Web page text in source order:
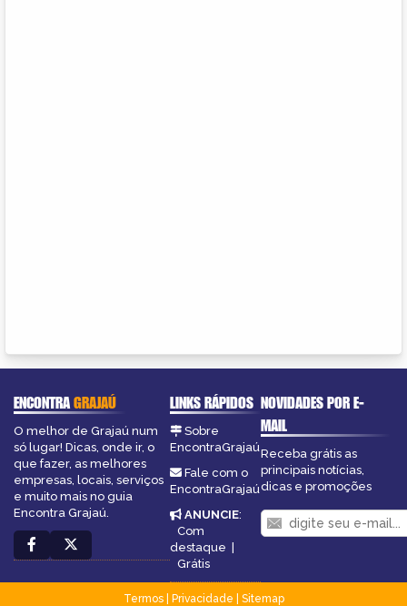
ENCONTRAGRAJAÚ
O melhor de Grajaú num
só lugar! Dicas, onde ir, o
que fazer, as melhores
empresas, locais, serviços
e muito mais no guia
Encontra Grajaú.
LINKS RÁPIDOS
Sobre
EncontraGrajaú
Fale com o
EncontraGrajaú
ANUNCIE:
Com
destaque |
Grátis
NOVIDADES POR E-
MAIL
Receba grátis as
principais notícias,
dicas e promoções
Termos| Privacidade
Sitemap